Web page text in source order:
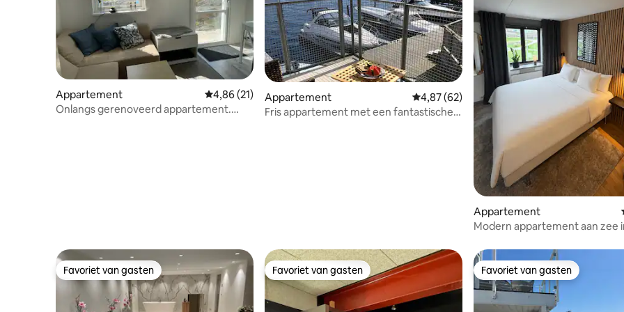
Appartement Gemiddelde beoordeling van 4,86 uit 5, 21 recensies
4,86 (21)
Onlangs gerenoveerd appartement.
Appartement Gemiddelde beoordeling van 4,87 uit 5, 62
4,87 (62)
Fris appartement met een fantastische
Appartement
Modern appartement aan zee
Favoriet van gasten
Favoriet van gasten Favoriet van gasten
Favoriet van gasten Favoriet van gasten
Favoriet van gasten